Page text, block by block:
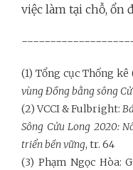
việc làm tại chỗ, ổn
(1) Tổng cục Thống kê
vùng Đồng bằng sông
(2) VCCI & Fulbright:
Sông Cửu Long 2020:
triển bền vững, tr. 64
(3) Phạm Ngọc Hòa: